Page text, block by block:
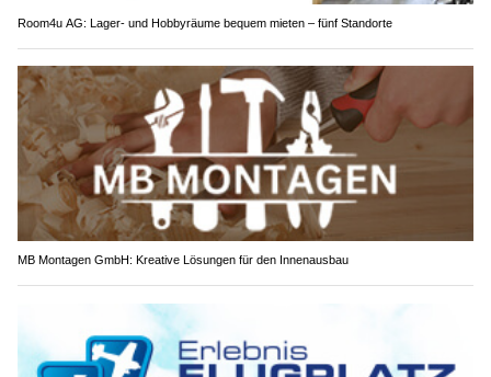
Room4u AG: Lager- und Hobbyräume bequem mieten – fünf Standorte
MB Montagen GmbH: Kreative Lösungen für den Innenausbau